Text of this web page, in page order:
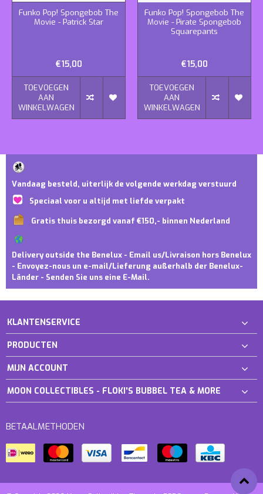
Funko Pop! Spongebob The
Movie - Patrick Star
€15,00
TOEVOEGEN
AAN
WINKELWAGEN
Funko Pop! Spongebob The
Movie - Pirate Spongebob
Squarepants
€15,00
TOEVOEGEN
AAN
WINKELWAGEN
Vandaag besteld, uiterlijk de volgende werkdag verstuurd
Speciaal voor u altijd met liefde verpakt
Gratis thuis bezorgd vanaf €150,- binnen Nederland
Delivery outside the Benelux - Email us/Livraison hors Benelux
- Envoyez-nous un e-mail/Lieferung außerhalb der Benelux-
Länder - Senden Sie uns eine E-Mail.
KLANTENSERVICE
PRODUCTEN
MIJN ACCOUNT
MOON COLLECTIBLES - FLOKI'S BUBBEL TEA & MORE
BETAALMETHODEN